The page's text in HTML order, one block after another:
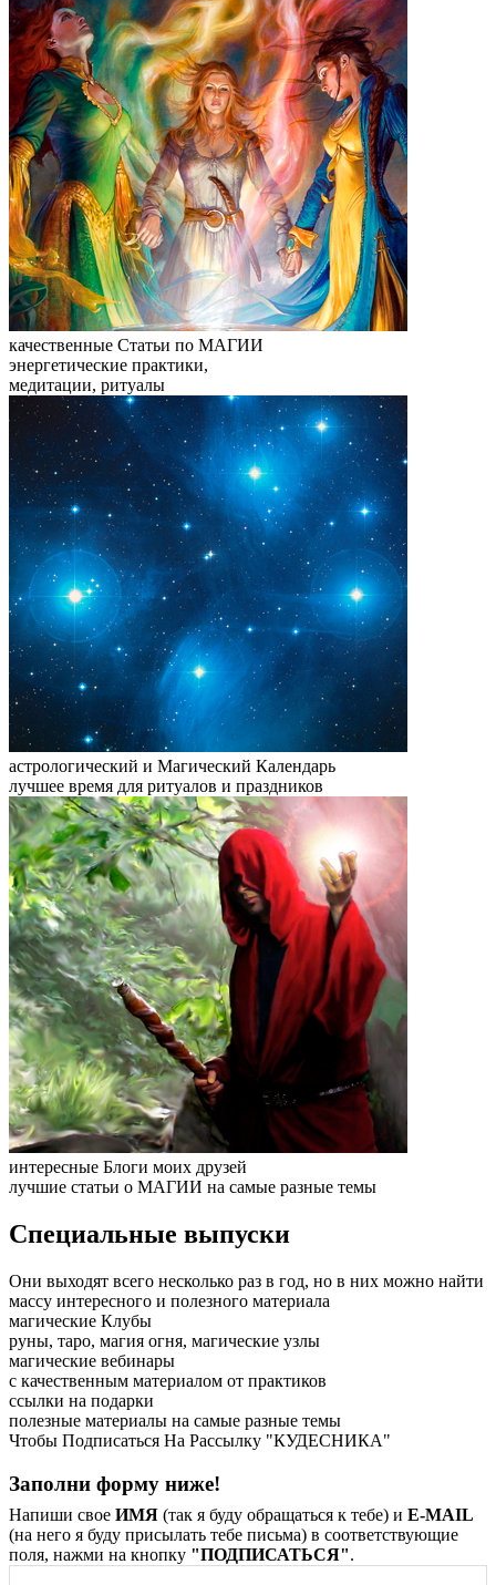
качественные Статьи по МАГИИ
энергетические практики,
медитации, ритуалы
астрологический и Магический Календарь
лучшее время для ритуалов и праздников
интересные Блоги моих друзей
лучшие статьи о МАГИИ на самые разные темы
Специальные выпуски
Они выходят всего несколько раз в год, но в них можно найти
массу интересного и полезного материала
магические Клубы
руны, таро, магия огня, магические узлы
магические вебинары
с качественным материалом от практиков
ссылки на подарки
полезные материалы на самые разные темы
Чтобы Подписаться На Рассылку "КУДЕСНИКА"
Заполни форму ниже!
Напиши свое ИМЯ (так я буду обращаться к тебе) и E-MAIL
(на него я буду присылать тебе письма) в соответствующие
поля, нажми на кнопку "ПОДПИСАТЬСЯ".